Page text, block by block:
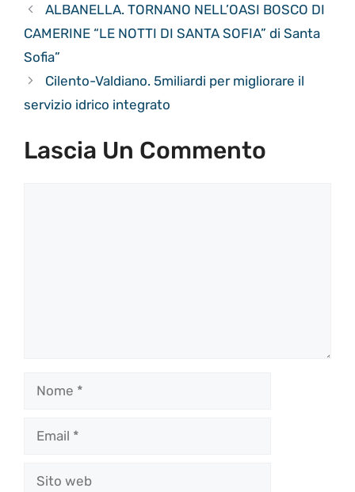
ALBANELLA. TORNANO NELL’OASI BOSCO DI
CAMERINE “LE NOTTI DI SANTA SOFIA” di Santa
Sofia”
Cilento-Valdiano. 5miliardi per migliorare il
servizio idrico integrato
Lascia Un Commento